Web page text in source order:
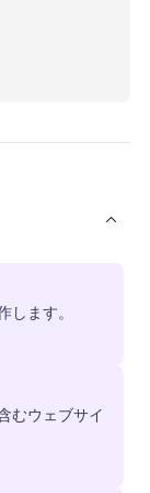
ます。
むウェブサイ